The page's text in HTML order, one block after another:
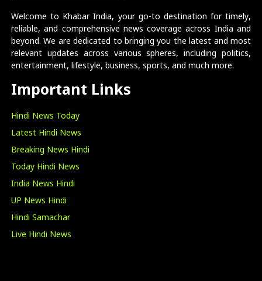
Welcome to Khabar India, your go-to destination for timely,
reliable, and comprehensive news coverage across India and
beyond. We are dedicated to bringing you the latest and most
relevant updates across various spheres, including politics,
entertainment, lifestyle, business, sports, and much more.
Important Links
Hindi News Today
Latest Hindi News
Breaking News Hindi
Today Hindi News
India News Hindi
UP News Hindi
Hindi Samachar
Live Hindi News